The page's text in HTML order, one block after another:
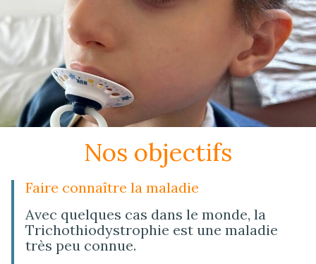
Nos objectifs
Faire connaître la maladie
Avec quelques cas dans le monde, la
Trichothiodystrophie est une maladie
très peu connue.